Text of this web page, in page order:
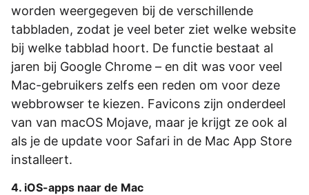
worden weergegeven bij de verschillende
tabbladen, zodat je veel beter ziet welke website
bij welke tabblad hoort. De functie bestaat al
jaren bij Google Chrome – en dit was voor veel
Mac-gebruikers zelfs een reden om voor deze
webbrowser te kiezen. Favicons zijn onderdeel
van van macOS Mojave, maar je krijgt ze ook al
als je de update voor Safari in de Mac App Store
installeert.
4. iOS-apps naar de Mac